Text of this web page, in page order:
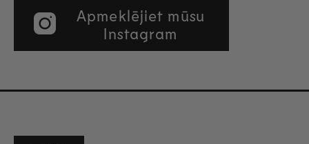
Apmeklējiet mūsu
Instagram